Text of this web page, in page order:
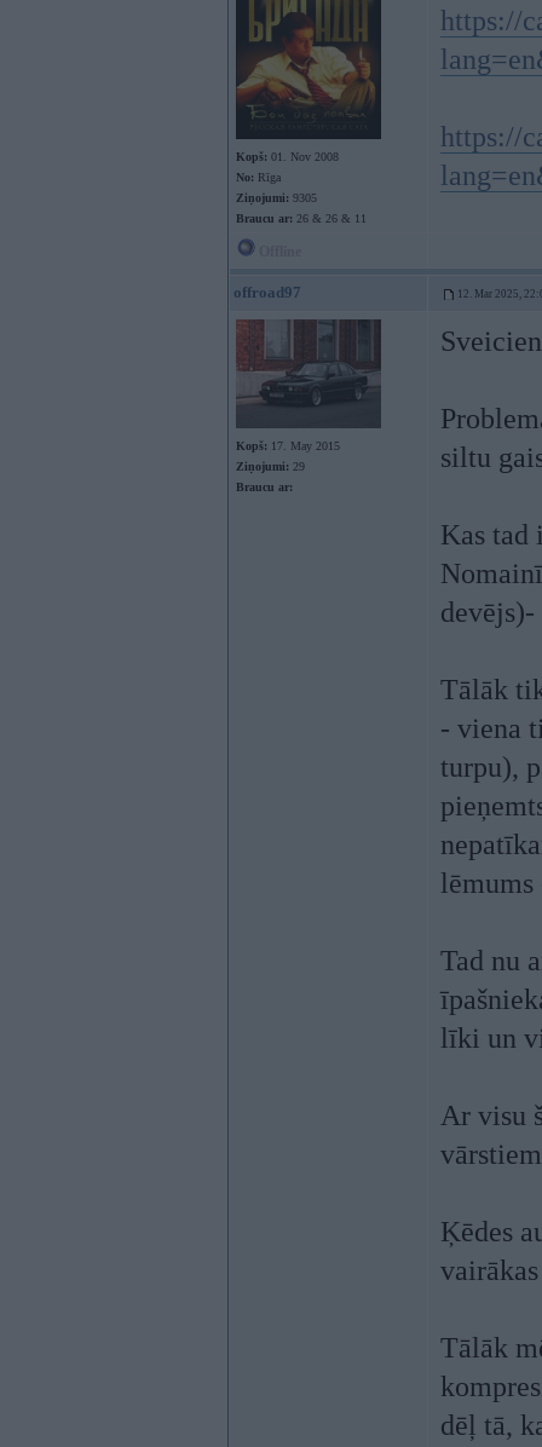
Kopš: 01. Nov 2008
No: Rīga
Ziņojumi: 9305
Braucu ar: 26 & 26 & 11
https://
https://
offroad97 12. Mar 2025,
Kopš: 17. May 2015
Ziņojumi: 29
Braucu ar:
siltu
Kas tad
Tālāk
- viena
turpu),
Tad nu
līki un
Ar visu
Ķēdes
Tālāk
dēļ tā,